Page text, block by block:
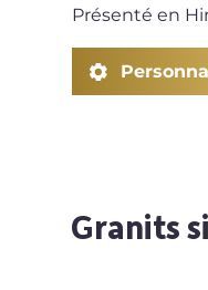
Présenté en
Granits